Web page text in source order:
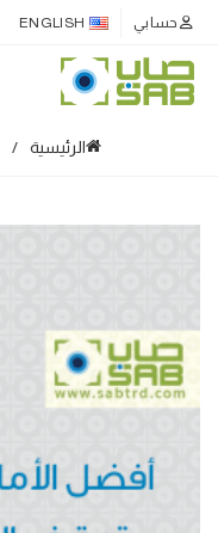
حسابي ENGLISH
الرئيسية